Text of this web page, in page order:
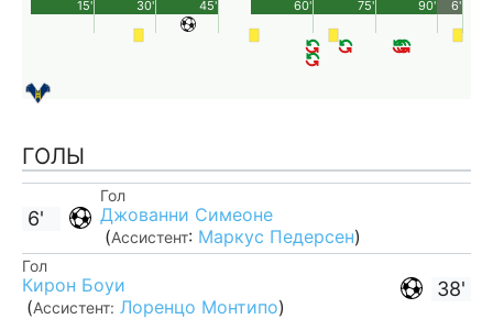
45'
15' 30' 90'
60' 75' 6'
ГОЛЫ
Гол
Джованни Симеоне
(Ассистент: Маркус Педерсен)
6'
38'
Гол
Кирон Боуи
(Ассистент: Лоренцо Монтипо)